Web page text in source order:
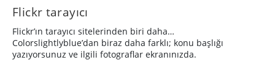
Flickr tarayıcı
Flickr’ın tarayıcı sitelerinden biri daha…
Colorslightlyblue’dan biraz daha farklı; konu başlığı
yazıyorsunuz ve ilgili fotograflar ekranınızda.